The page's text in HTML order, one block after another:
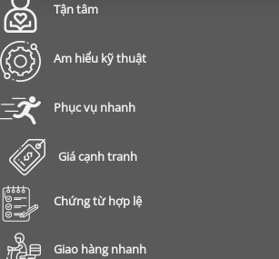
Tận tâm
Am hiểu kỹ thuật
Phục vụ nhanh
Giá cạnh tranh
Chứng từ hợp lệ
Giao hàng nhanh